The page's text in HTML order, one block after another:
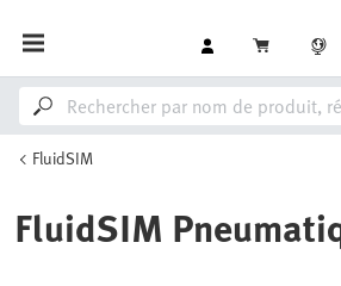
FluidSIM
FluidSIM